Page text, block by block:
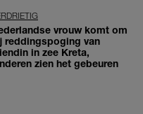
vrouw komt om
reddingspoging van
in zee Kreta,
zien het gebeuren